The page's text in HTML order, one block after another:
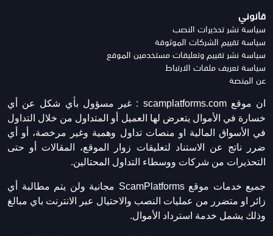
قانوني
سياسة نشر تحذيرات النصب
سياسة تقييم الشركات الموثوقة
سياسة نشر تقييم وتعليقات مستخدمين الموقع
سياسة تعريف ملفات الارتباط
عن المنصة
ان موقع scamplatforms.com :
غير مسؤول بأي شكل عن أي
خسارة في الأموال يتعرض لها العميل أو المتداول من خلال التداول
في الأسواق المالية او منصات تداول وهمية وغير مرخصة، أو أي
ضرر ناتج عن الاستناد لتعليقات زوار الموقع، المقالات أو حتى
التحذيرات من شركات ووسطاء التداول المحتالين.
جميع خدمات موقع ScamPlatforms مجانية ولن يتم مطالبة أي
زائر او متضرر من عمليات النصب والاحتيال عبر الانترنت باي مبالغ
وذلك يشمل خدمة استرداد الأموال.